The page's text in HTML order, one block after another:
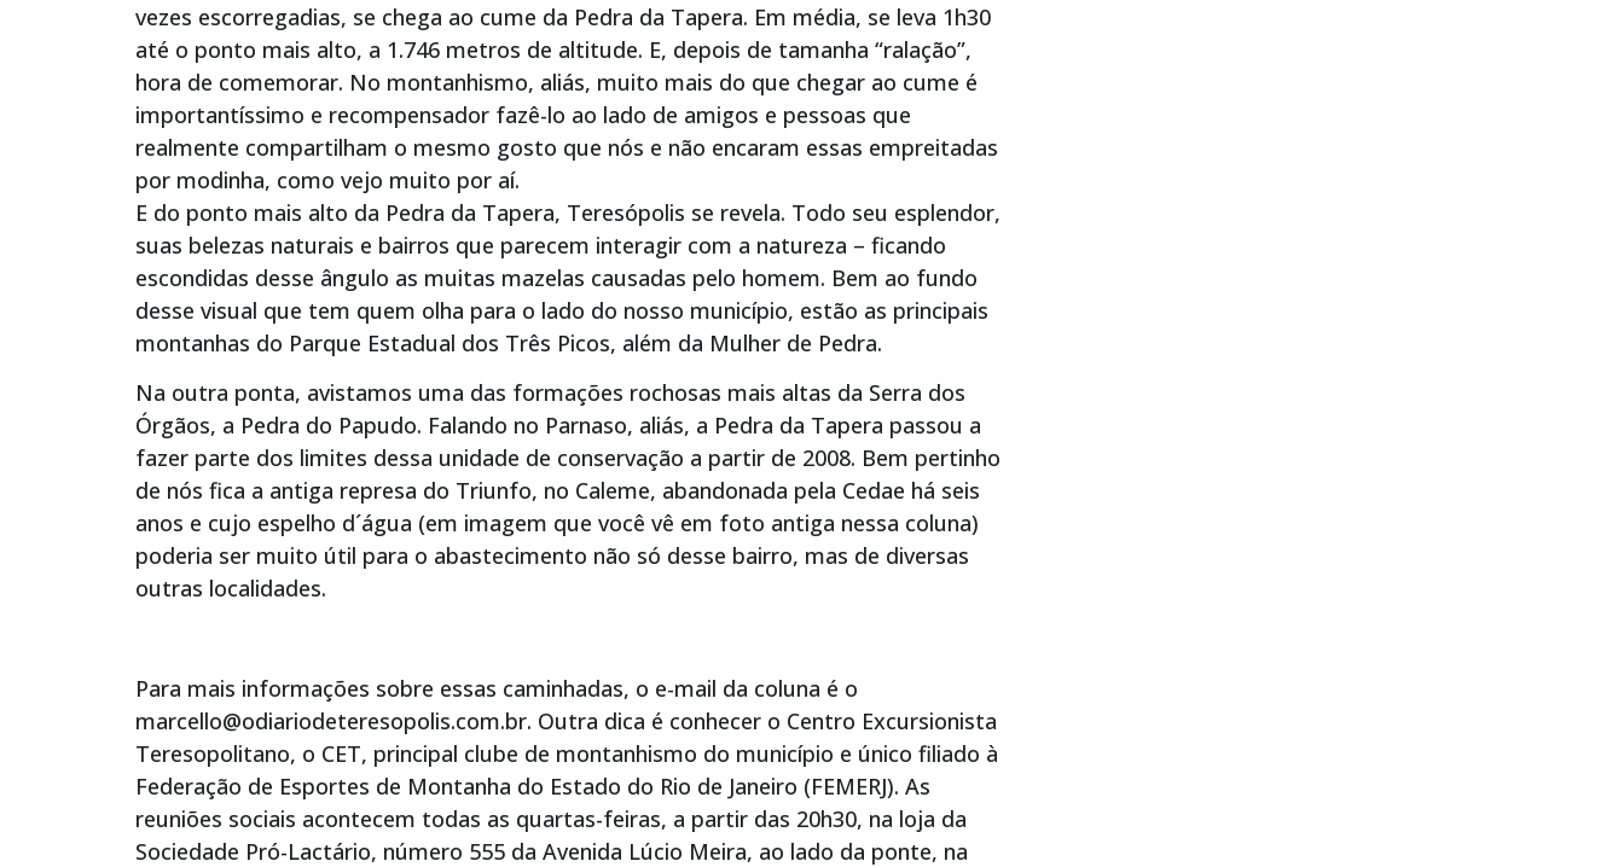
vezes escorregadias, se chega ao cume da Pedra da Tapera. Em média, se leva 1h30
até o ponto mais alto, a 1.746 metros de altitude. E, depois de tamanha “ralação”,
hora de comemorar. No montanhismo, aliás, muito mais do que chegar ao cume é
importantíssimo e recompensador fazê-lo ao lado de amigos e pessoas que
realmente compartilham o mesmo gosto que nós e não encaram essas empreitadas
por modinha, como vejo muito por aí.
E do ponto mais alto da Pedra da Tapera, Teresópolis se revela. Todo seu esplendor,
suas belezas naturais e bairros que parecem interagir com a natureza – ficando
escondidas desse ângulo as muitas mazelas causadas pelo homem. Bem ao fundo
desse visual que tem quem olha para o lado do nosso município, estão as principais
montanhas do Parque Estadual dos Três Picos, além da Mulher de Pedra.
Na outra ponta, avistamos uma das formações rochosas mais altas da Serra dos
Órgãos, a Pedra do Papudo. Falando no Parnaso, aliás, a Pedra da Tapera passou a
fazer parte dos limites dessa unidade de conservação a partir de 2008. Bem pertinho
de nós fica a antiga represa do Triunfo, no Caleme, abandonada pela Cedae há seis
anos e cujo espelho d´água (em imagem que você vê em foto antiga nessa coluna)
poderia ser muito útil para o abastecimento não só desse bairro, mas de diversas
outras localidades.
Para mais informações sobre essas caminhadas, o e-mail da coluna é o
marcello@odiariodeteresopolis.com.br. Outra dica é conhecer o Centro Excursionista
Teresopolitano, o CET, principal clube de montanhismo do município e único filiado à
Federação de Esportes de Montanha do Estado do Rio de Janeiro (FEMERJ). As
reuniões sociais acontecem todas as quartas-feiras, a partir das 20h30, na loja da
Sociedade Pró-Lactário, número 555 da Avenida Lúcio Meira, ao lado da ponte, na